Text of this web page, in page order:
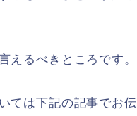
えるべきところです。
ては下記の記事でお伝